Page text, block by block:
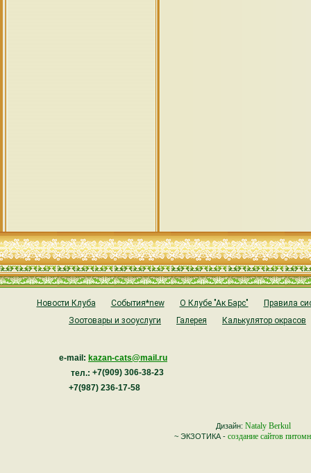
Новости Клуба События*new О Клубе "Ак Барс"
Правила
Зоотовары и зооуслуги
Галерея Калькулятор окрасов
e-mail: kazan-cats@mail.ru
тел.: +7(909) 306-38-23
+7(987) 236-17-58
Дизайн: Nataly Berkul
~ ЭКЗОТИКА - cоздание сайтов